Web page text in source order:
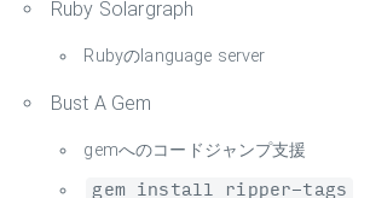
Ruby Solargraph
Rubyのlanguage server
Bust A Gem
gemへのコードジャンプ支援
gem install ripper-tags